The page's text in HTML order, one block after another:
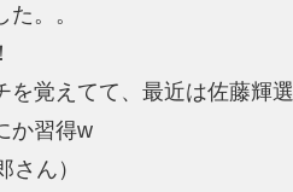
。。
を覚えてて、最近は佐藤輝選
か習得w
ん）